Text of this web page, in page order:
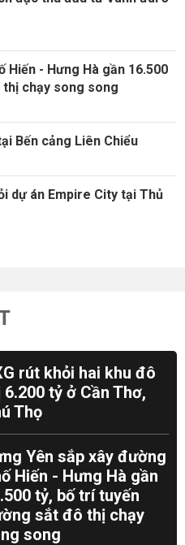
Hiến - Hưng Hà gần 16.500
chạy song song
Bến cảng Liên Chiểu
dự án Empire City tại Thủ
rút khỏi hai khu đô
6.200 tỷ ở Cần Thơ,
Thọ
Yên sắp xây đường
Hiến - Hưng Hà gần
tỷ, bố trí tuyến
sắt đô thị chạy
song